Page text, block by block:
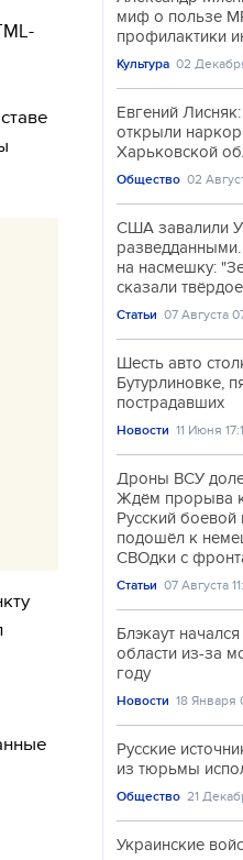
миф о пользе
профилактики
Культура 02
Евгений
открыли
Харьковской
Общество 02
США завалили
на насмешку:
сказали
Статьи 07 Августа
Шесть авто
Бутурлиновке,
пострадавших
Новости 11 Июня
Дроны ВСУ
Ждём прорыва
Русский боевой
подошёл к
СВОдки с
Статьи 07 Августа
Блэкаут
области из-за
году
Новости 18 Января
Русские
из тюрьмы
Общество 21
Украинские